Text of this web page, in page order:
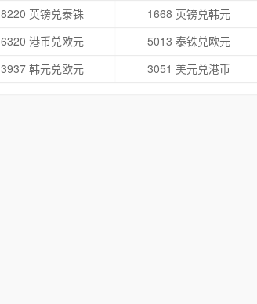
8220 英镑兑泰铢
1668 英镑兑韩元
6320 港币兑欧元
5013 泰铢兑欧元
3937 韩元兑欧元 3051 美元兑港币